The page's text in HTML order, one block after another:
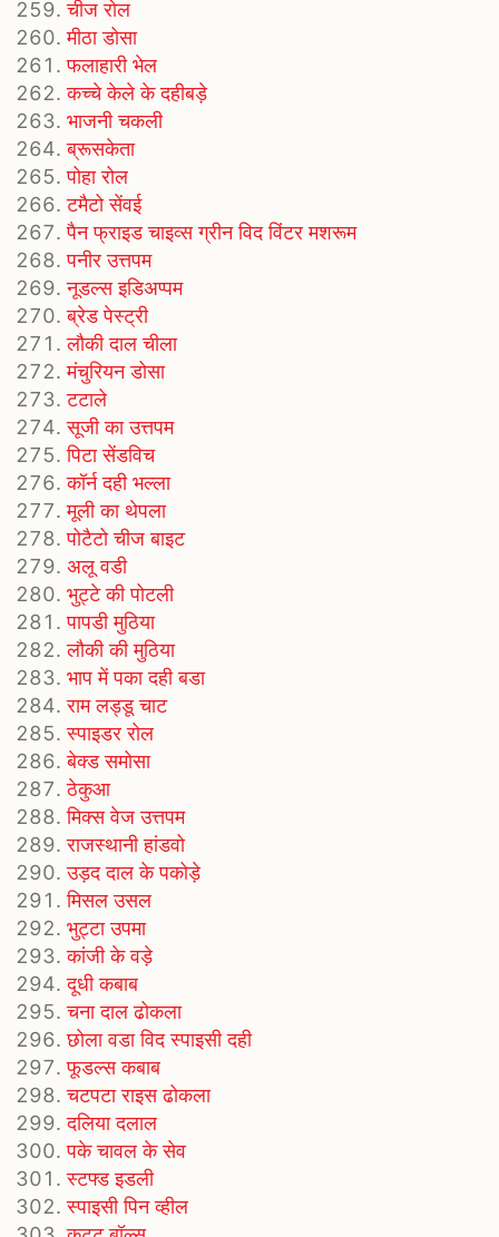
चीज रोल
मीठा डोसा
फलाहारी भेल
कच्चे केले के दहीबड़े
भाजनी चकली
ब्रूसकेता
पोहा रोल
टमैटो सेंवई
पैन फ्राइड चाइव्स ग्रीन विद विंटर मशरूम
पनीर उत्तपम
नूडल्स इडिअप्पम
ब्रेड पेस्ट्री
लौकी दाल चीला
मंचुरियन डोसा
टटाले
सूजी का उत्तपम
पिटा सेंडविच
कॉर्न दही भल्ला
मूली का थेपला
पोटैटो चीज बाइट
अलू वडी
भुट्टे की पोटली
पापडी मुठिया
लौकी की मुठिया
भाप में पका दही बडा
राम लड्डू चाट
स्पाइडर रोल
बेक्ड समोसा
ठेकुआ
मिक्स वेज उत्तपम
राजस्थानी हांडवो
उड़द दाल के पकोड़े
मिसल उसल
भुट्टा उपमा
कांजी के वड़े
दूधी कबाब
चना दाल ढोकला
छोला वडा विद स्पाइसी दही
फूडल्स कबाब
चटपटा राइस ढोकला
दलिया दलाल
पके चावल के सेव
स्टफ्ड इडली
स्पाइसी पिन व्हील